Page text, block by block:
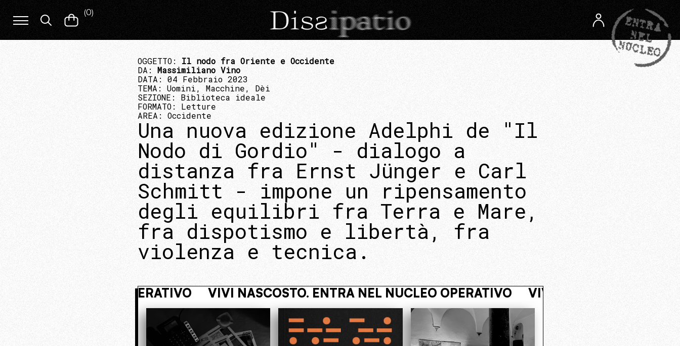
(0)
OGGETTO: Il nodo fra Oriente e Occidente
DA: Massimiliano Vino
DATA: 04 Febbraio 2023
TEMA: Uomini, Macchine, Dèi
SEZIONE: Biblioteca ideale
FORMATO: Letture
AREA: Occidente
Una nuova edizione Adelphi de "Il
Nodo di Gordio" - dialogo a
distanza fra Ernst Jünger e Carl
Schmitt - impone un ripensamento
degli equilibri fra Terra e Mare,
fra dispotismo e libertà, fra
violenza e tecnica.
ENTRA NEL NUCLEO OPERATIVO VIVI NASCOSTO. ENTRA NEL NUCLEO OPERATIVO